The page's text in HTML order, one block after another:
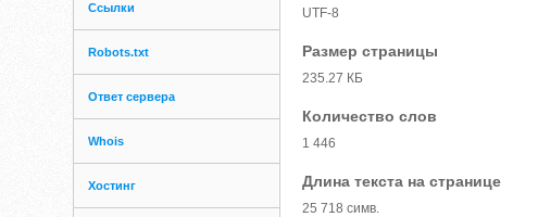
Ссылки
Robots.txt
Ответ сервера
Whois
Хостинг
UTF-8
Размер страницы
235.27 КБ
Количество слов
1 446
Длина текста на странице
25 718 симв.